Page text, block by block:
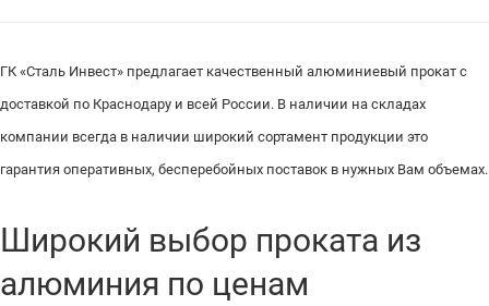
ГК «Сталь Инвест» предлагает качественный алюминиевый прокат с
доставкой по Краснодару и всей России. В наличии на складах
компании всегда в наличии широкий сортамент продукции это
гарантия оперативных, бесперебойных поставок в нужных Вам объемах.
Широкий выбор проката из
алюминия по ценам